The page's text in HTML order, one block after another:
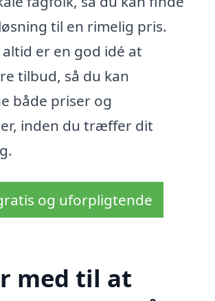
til en rimelig pris.
er en god idé at
tilbud, så du kan
både priser og
inden du træffer dit
og uforpligtende
med til at